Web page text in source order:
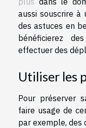
aussi souscrire à
des astuces en
bénéficierez
effectuer des
Utiliser les
Pour préserver
faire usage de
par exemple, des